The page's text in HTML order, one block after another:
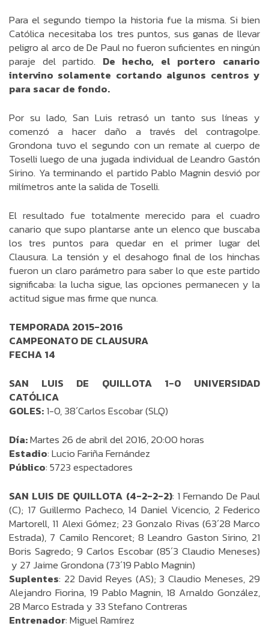
Para el segundo tiempo la historia fue la misma. Si bien
Católica necesitaba los tres puntos, sus ganas de llevar
peligro al arco de De Paul no fueron suficientes en ningún
paraje del partido. De hecho, el portero canario
intervino solamente cortando algunos centros y
para sacar de fondo.
Por su lado, San Luis retrasó un tanto sus líneas y
comenzó a hacer daño a través del contragolpe.
Grondona tuvo el segundo con un remate al cuerpo de
Toselli luego de una jugada individual de Leandro Gastón
Sirino. Ya terminando el partido Pablo Magnin desvió por
milímetros ante la salida de Toselli.
El resultado fue totalmente merecido para el cuadro
canario que supo plantarse ante un elenco que buscaba
los tres puntos para quedar en el primer lugar del
Clausura. La tensión y el desahogo final de los hinchas
fueron un claro parámetro para saber lo que este partido
significaba: la lucha sigue, las opciones permanecen y la
actitud sigue mas firme que nunca.
TEMPORADA 2015-2016
CAMPEONATO DE CLAUSURA
FECHA 14
SAN LUIS DE QUILLOTA 1-0 UNIVERSIDAD
CATÓLICA
GOLES: 1-0, 38´Carlos Escobar (SLQ)
Día:Martes 26 de abril del 2016, 20:00 horas
Estadio: Lucio Fariña Fernández
Público: 5723 espectadores
SAN LUIS DE QUILLOTA (4-2-2-2): 1 Fernando De Paul
(C); 17 Guillermo Pacheco, 14 Daniel Vicencio, 2 Federico
Martorell, 11 Alexi Gómez; 23 Gonzalo Rivas (63´28 Marco
Estrada), 7 Camilo Rencoret; 8 Leandro Gaston Sirino, 21
Boris Sagredo; 9 Carlos Escobar (85´3 Claudio Meneses)
y 27 Jaime Grondona (73´19 Pablo Magnin)
Suplentes: 22 David Reyes (AS); 3 Claudio Meneses, 29
Alejandro Fiorina, 19 Pablo Magnin, 18 Arnaldo González,
28 Marco Estrada y 33 Stefano Contreras
Entrenador: Miguel Ramírez